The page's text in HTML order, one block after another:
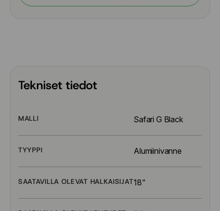
Tekniset tiedot
MALLI Safari G Black
TYYPPI Alumiinivanne
SAATAVILLA OLEVAT HALKAISIJAT18"